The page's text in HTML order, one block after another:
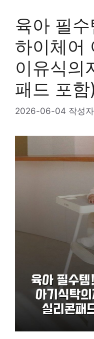
육아 필
하이체어
이유식의
패드 포
2026-06-04 작성